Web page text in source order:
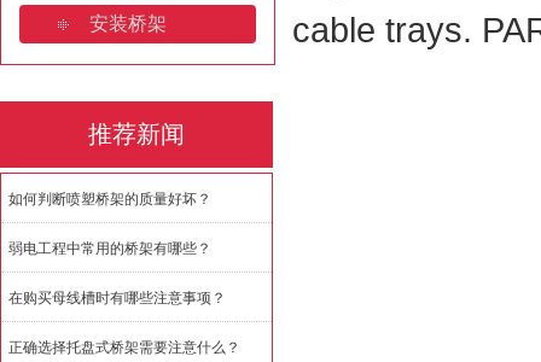
安装桥架
推荐新闻
如何判断喷塑桥架的质量好坏？
弱电工程中常用的桥架有哪些？
在购买母线槽时有哪些注意事项？
正确选择托盘式桥架需要注意什么？
cable trays.